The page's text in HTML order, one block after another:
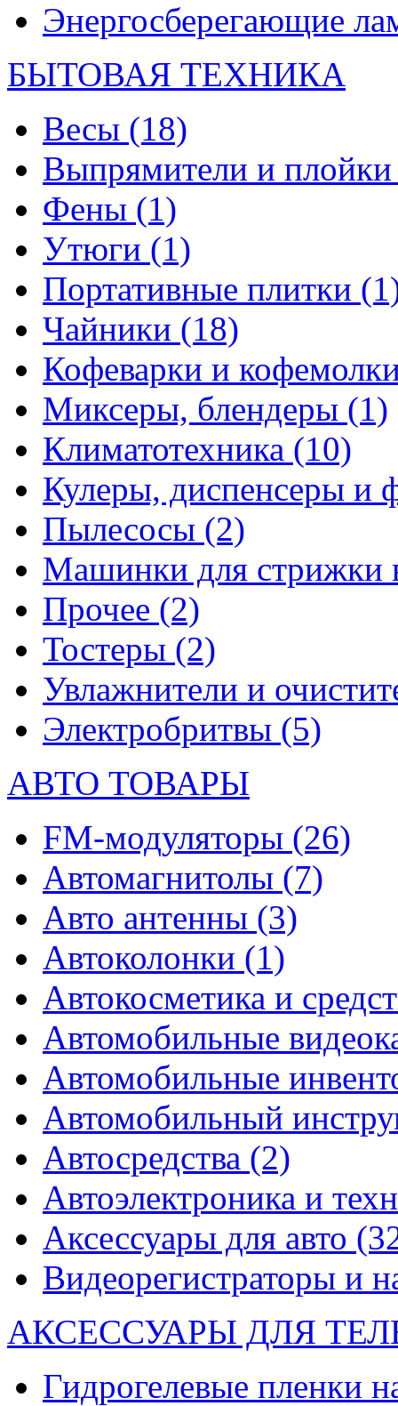
Энергосберегающие
БЫТОВАЯ ТЕХНИКА
Весы (18)
Выпрямители и
Фены (1)
Утюги (1)
Портативные плитки
Чайники (18)
Кофеварки и
Миксеры, блендеры (1)
Климатотехника (10)
Кулеры, диспенсеры и
Пылесосы (2)
Машинки для стрижки
Прочее (2)
Тостеры (2)
Увлажнители и
Электробритвы (5)
АВТО ТОВАРЫ
FM-модуляторы (26)
Автомагнитолы (7)
Авто антенны (3)
Автоколонки (1)
Автокосметика и
Автомобильные
Автомобильные
Автомобильный
Автосредства (2)
Автоэлектроника и
Аксессуары для авто
Видеорегистраторы и
АКСЕССУАРЫ ДЛЯ
Гидрогелевые пленки